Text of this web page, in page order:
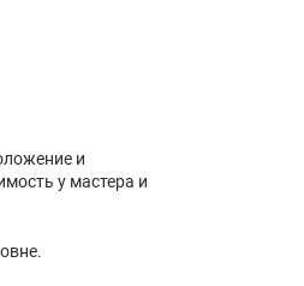
и
у мастера и